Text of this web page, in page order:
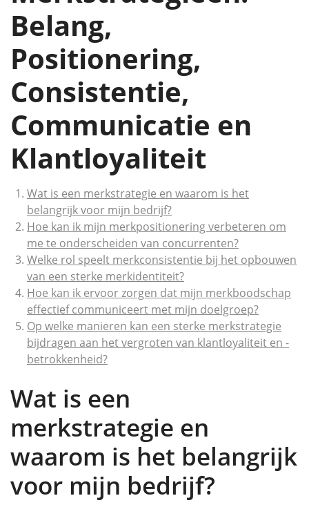
Belang,
Positionering,
Consistentie,
Communicatie en
Klantloyaliteit
Wat is een merkstrategie en waarom is het
belangrijk voor mijn bedrijf?
Hoe kan ik mijn merkpositionering verbeteren om
me te onderscheiden van concurrenten?
Welke rol speelt merkconsistentie bij het opbouwen
van een sterke merkidentiteit?
Hoe kan ik ervoor zorgen dat mijn merkboodschap
effectief communiceert met mijn doelgroep?
Op welke manieren kan een sterke merkstrategie
bijdragen aan het vergroten van klantloyaliteit en -
betrokkenheid?
Wat is een
merkstrategie en
waarom is het belangrijk
voor mijn bedrijf?